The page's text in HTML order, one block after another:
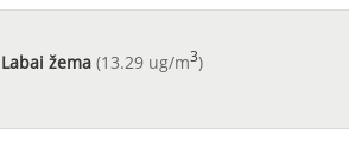
Labai žema (13.29 ug/m3)